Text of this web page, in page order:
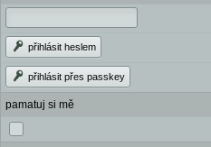
přihlásit heslem
přihlásit přes passkey
pamatuj si mě